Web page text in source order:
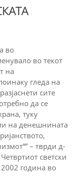
во
во текот
на
гледа на
сите
да се
туку
на денешнината
– тврди д-
светски
2002 година во